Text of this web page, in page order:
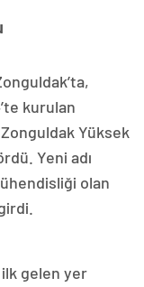
kurulan
Yüksek
Yeni adı
olan
ilk gelen yer